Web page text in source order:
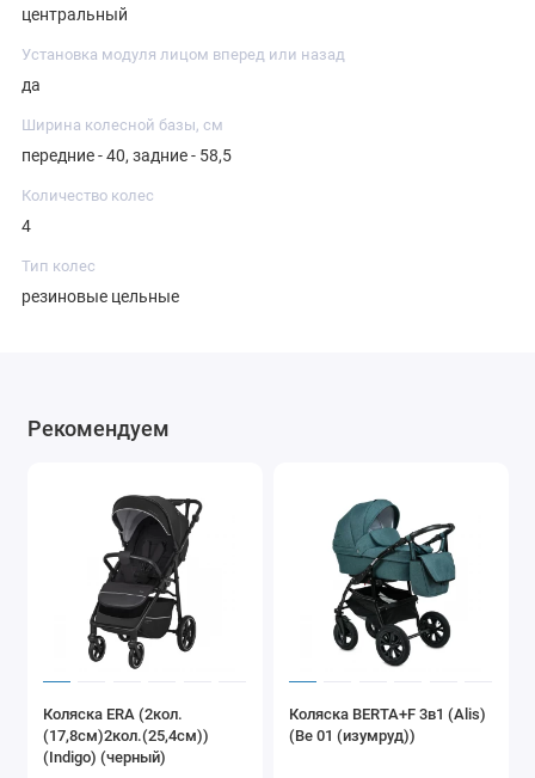
центральный
Установка модуля лицом вперед или назад
да
Ширина колесной базы, см
передние - 40, задние - 58,5
Количество колес
4
Тип колес
резиновые цельные
Рекомендуем
Коляска ERA (2кол.
(17,8см)2кол.(25,4см))
(Indigo) (черный)
Коляска BERTA+F 3в1 (Alis)
(Be 01 (изумруд))